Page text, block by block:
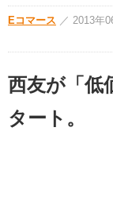
Eコマース ／ 2013年
西友が「低
タート。